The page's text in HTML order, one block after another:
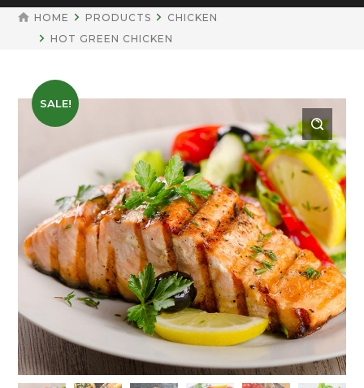
HOME PRODUCTS
CHICKEN
HOT GREEN CHICKEN
SALE!